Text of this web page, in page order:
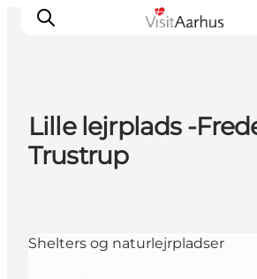
Oplevelser
Kalender
Transport
Lille lejrplads -
Trustrup
Shelters og naturlejrpladser